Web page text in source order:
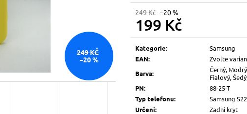
249 Kč –20 %
199 Kč
Měrná
cena:
Kategorie:
Samsung
EAN:
Zvolte
Barva:
Černý,
Fialový,
PN:
88-25-T
Typ telefonu:
Samsung S22
Určení:
Zadní kryt
249 KČ
–20 %